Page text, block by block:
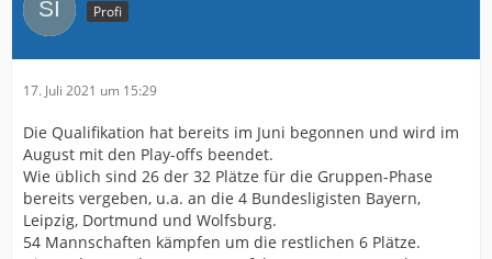
Profi
17. Juli 2021 um 15:29
Die Qualifikation hat bereits im Juni begonnen und wird im
August mit den Play-offs beendet.
Wie üblich sind 26 der 32 Plätze für die Gruppen-Phase
bereits vergeben, u.a. an die 4 Bundesligisten Bayern,
Leipzig, Dortmund und Wolfsburg.
54 Mannschaften kämpfen um die restlichen 6 Plätze.